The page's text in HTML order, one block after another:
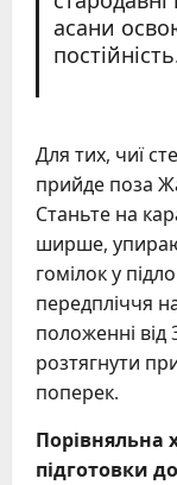
асани
Для тих, чиї
прийде поза
Станьте на
ширше,
гомілок у
передпліччя
положенні від
розтягнути
поперек.
Порівняльна
підготовки